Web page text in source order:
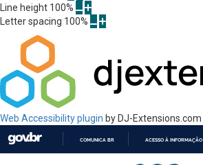
Line height 100%
Letter spacing 100%
Web Accessibility plugin by DJ-Extensions.com
COMUNICA BR ACESSO À INFORMAÇÃO